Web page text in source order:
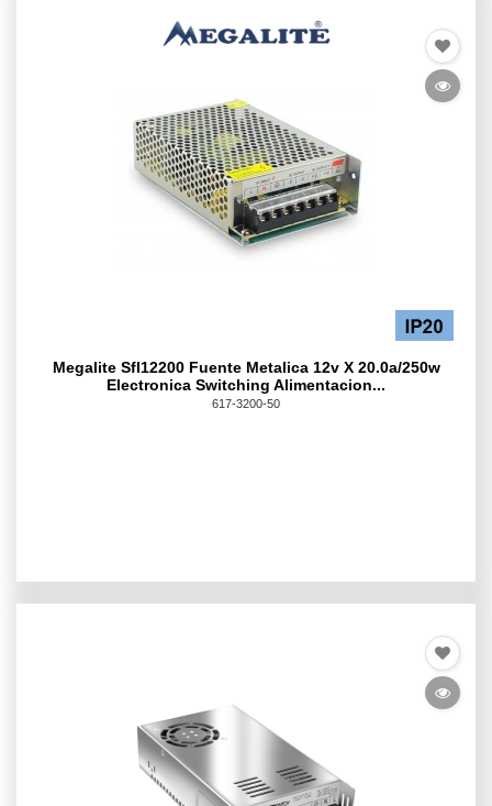
Megalite Sfl12200 Fuente Metalica 12v X 20.0a/250w
Electronica Switching Alimentacion...
617-3200-50